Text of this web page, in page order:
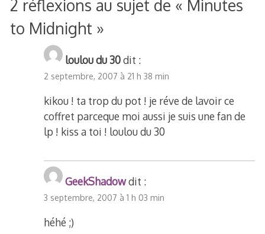
l’article
2 réflexions au sujet de « Minutes
to Midnight »
loulou du 30dit :
2 septembre, 2007 à 21 h 38 min
kikou ! ta trop du pot ! je réve de lavoir ce
coffret parceque moi aussi je suis une fan de
lp ! kiss a toi ! loulou du 30
GeekShadowdit :
3 septembre, 2007 à 1 h 03 min
héhé ;)